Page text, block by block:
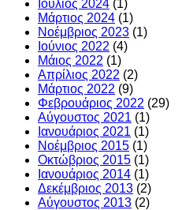
Ιούλιος 2024 (1)
Μάρτιος 2024 (1)
Νοέμβριος 2023 (1)
Ιούνιος 2022 (4)
Μάιος 2022 (1)
Απρίλιος 2022 (2)
Μάρτιος 2022 (9)
Φεβρουάριος 2022 (29)
Αύγουστος 2021 (1)
Ιανουάριος 2021 (1)
Νοέμβριος 2015 (1)
Οκτώβριος 2015 (1)
Ιανουάριος 2014 (1)
Δεκέμβριος 2013 (2)
Αύγουστος 2013 (2)